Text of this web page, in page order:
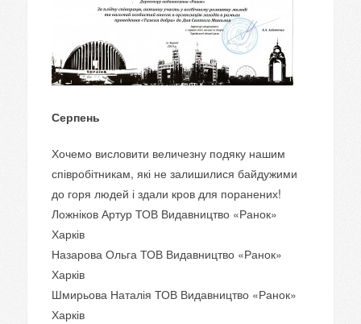
Серпень
Хочемо висловити величезну подяку нашим
співробітникам, які не залишилися байдужими
до горя людей і здали кров для поранених!
Ложніков Артур ТОВ Видавництво «Ранок»
Харків
Назарова Ольга ТОВ Видавництво «Ранок»
Харків
Шмирьова Наталія ТОВ Видавництво «Ранок»
Харків